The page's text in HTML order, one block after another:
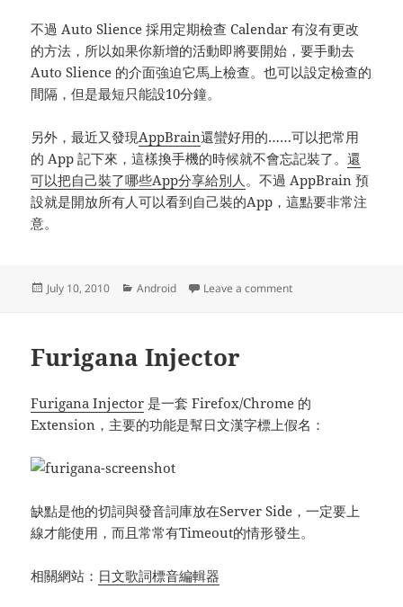
不過 Auto Slience 採用定期檢查 Calendar 有沒有更改
的方法，所以如果你新增的活動即將要開始，要手動去
Auto Slience 的介面強迫它馬上檢查。也可以設定檢查的
間隔，但是最短只能設10分鐘。
另外，最近又發現AppBrain還蠻好用的……可以把常用
的 App 記下來，這樣換手機的時候就不會忘記裝了。還
可以把自己裝了哪些App分享給別人。不過 AppBrain 預
設就是開放所有人可以看到自己裝的App，這點要非常注
意。
Posted
July 10, 2010 Categories
Android Leave a commenton 實用的Android
Furigana Injector
Furigana Injector 是一套 Firefox/Chrome 的
Extension，主要的功能是幫日文漢字標上假名：
缺點是他的切詞與發音詞庫放在Server Side，一定要上
線才能使用，而且常常有Timeout的情形發生。
相關網站： 日文歌詞標音編輯器